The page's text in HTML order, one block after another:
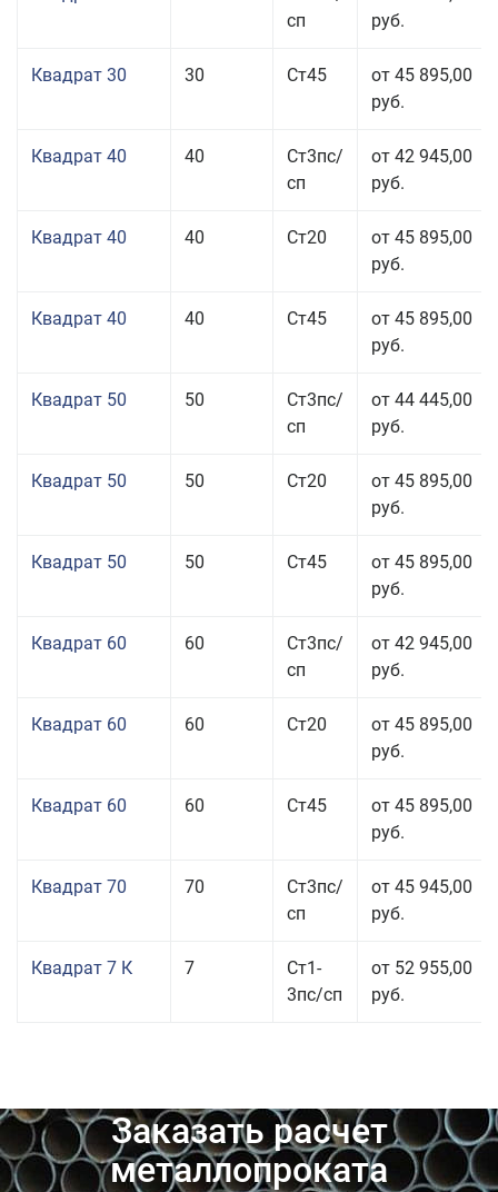
сп
руб.
Квадрат 30 30 Ст45
от 45 895,00
руб.
Квадрат 40 40
Ст3пс/
сп
от 42 945,00
руб.
Квадрат 40 40 Ст20
от 45 895,00
руб.
Квадрат 40 40 Ст45
от 45 895,00
руб.
Квадрат 50 50
Ст3пс/
сп
от 44 445,00
руб.
Квадрат 50 50 Ст20
от 45 895,00
руб.
Квадрат 50 50 Ст45
от 45 895,00
руб.
Квадрат 60 60
Ст3пс/
сп
от 42 945,00
руб.
Квадрат 60 60 Ст20
от 45 895,00
руб.
Квадрат 60 60 Ст45
от 45 895,00
руб.
Квадрат 70 70
Ст3пс/
сп
от 45 945,00
руб.
Квадрат 7 К 7
Ст1-
3пс/сп
от 52 955,00
руб.
Заказать расчет
металлопроката